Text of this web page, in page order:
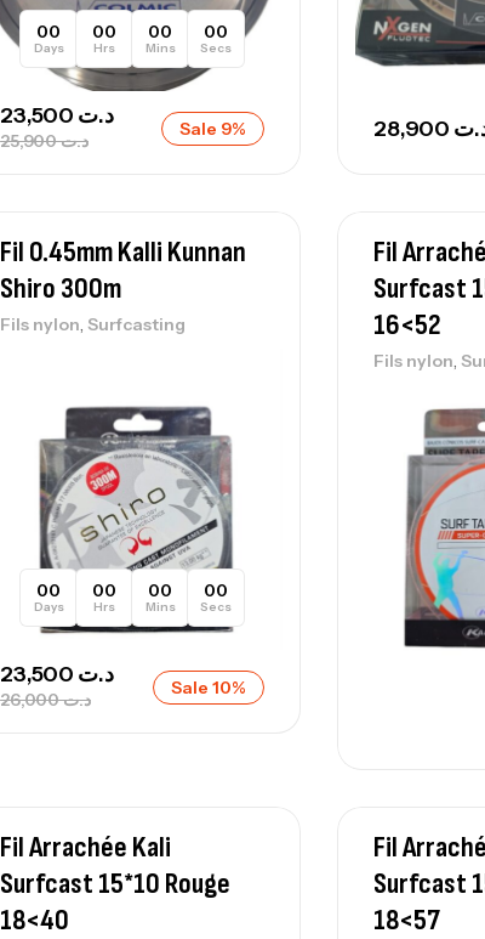
00
Days
00
Hrs
00
Mins
00
Secs
د.ت25,900
د.ت Sale 9%
Fil 0.45mm Kalli Kunnan
Shiro 300m
Fils nylon, Surfcasting
00
Days
00
Hrs
00
Mins
00
Secs
د.ت26,000
د.ت Sale 10%
Fil
Surfcast
16<52
Fils nylon,
Fil Arrachée Kali
Surfcast 15*10 Rouge
18<40
Fil
Surfcast
18<57